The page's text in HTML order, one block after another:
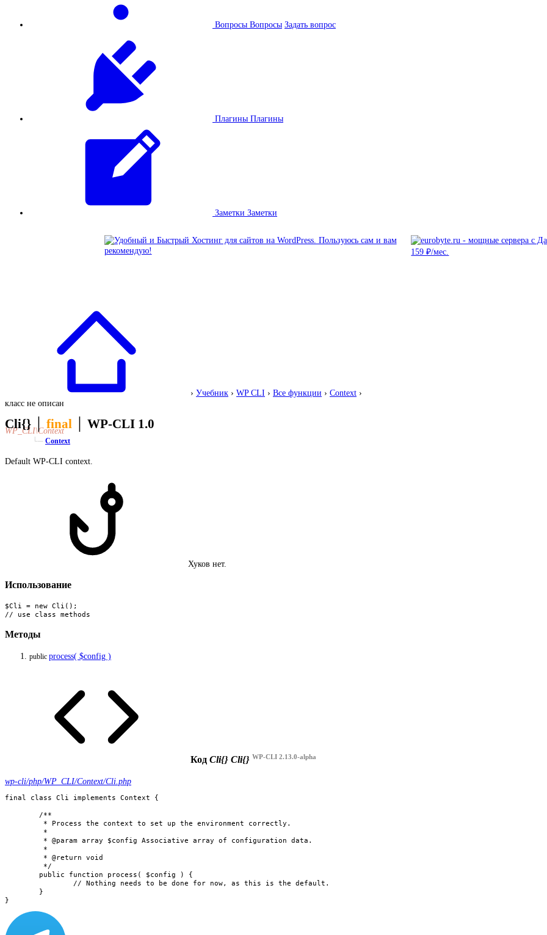
Вопросы Вопросы Задать вопрос
Плагины Плагины
Заметки Заметки
› Учебник › WP CLI › Все функции › Context ›
класс не описан
WP_CLI\Context
Cli{}│final WP-CLI 1.0
└─ Context
Default WP-CLI context.
Хуков нет.
Использование
$Cli = new Cli();
// use class methods
Методы
public process( $config )
Код Cli{} Cli{} WP-CLI 2.13.0-alpha
wp-cli/php/WP_CLI/Context/Cli.php
final class Cli implements Context {
}